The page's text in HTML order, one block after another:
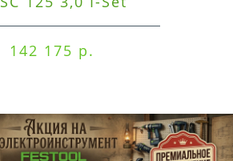
142 175 р.